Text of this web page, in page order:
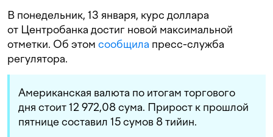
В понедельник, 13 января, курс доллара
от Центробанка достиг новой максимальной
отметки. Об этом сообщила пресс-служба
регулятора.
Американская валюта по итогам торгового
дня стоит 12 972,08 сума. Прирост к прошлой
пятнице составил 15 сумов 8 тийин.